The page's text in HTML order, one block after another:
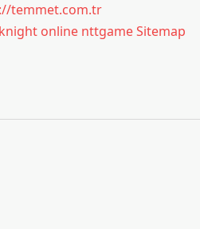
temmet.com.tr
knight online nttgameSitemap